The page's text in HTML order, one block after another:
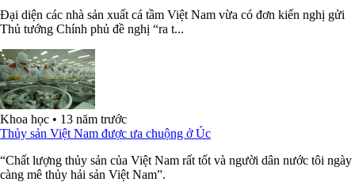
Đại diện các nhà sản xuất cá tầm Việt Nam vừa có đơn kiến nghị gửi
Thủ tướng Chính phủ đề nghị “ra t...
Khoa học • 13 năm trước
Thủy sản Việt Nam được ưa chuộng ở Úc
“Chất lượng thủy sản của Việt Nam rất tốt và người dân nước tôi ngày
càng mê thủy hải sản Việt Nam”.